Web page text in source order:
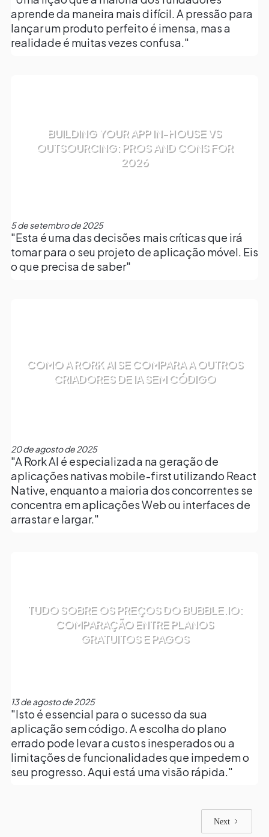
aprende da maneira mais difícil. A pressão para
lançar um produto perfeito é imensa, mas a
realidade é muitas vezes confusa."
BUILDING YOUR APP IN-HOUSE VS
OUTSOURCING: PROS AND CONS FOR
2026
5 de setembro de 2025
"Esta é uma das decisões mais críticas que irá
tomar para o seu projeto de aplicação móvel. Eis
o que precisa de saber"
COMO A RORK AI SE COMPARA A OUTROS
CRIADORES DE IA SEM CÓDIGO
20 de agosto de 2025
"A Rork AI é especializada na geração de
aplicações nativas mobile-first utilizando React
Native, enquanto a maioria dos concorrentes se
concentra em aplicações Web ou interfaces de
arrastar e largar."
TUDO SOBRE OS PREÇOS DO BUBBLE.IO:
COMPARAÇÃO ENTRE PLANOS
GRATUITOS E PAGOS
13 de agosto de 2025
"Isto é essencial para o sucesso da sua
aplicação sem código. A escolha do plano
errado pode levar a custos inesperados ou a
limitações de funcionalidades que impedem o
seu progresso. Aqui está uma visão rápida."
Next